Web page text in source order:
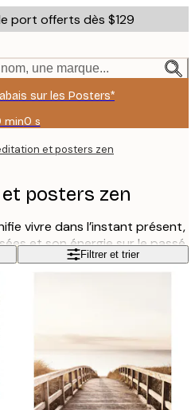
port offerts dès $129
une marque...
sur les Posters*
min0 s
Valable
jusqu'au
:
08-
06
et posters zen
posters zen
vivre dans l’instant présent,
et son énergie sur le passé.
autres, des affiches de
des proverbes qui soulignent
de la vie. Avec un poster
vous vous rappellerez chaque
l’instant présent et ce que
parfaite de commencer la
la suite Filtrer et trier